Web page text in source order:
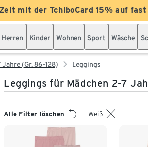
mit der TchiboCard 15% auf
Herren Kinder Wohnen Sport Wäsche
Jahre (Gr. 86-128) Leggings
Leggings für Mädchen 2-7
Alle Filter löschen Weiß